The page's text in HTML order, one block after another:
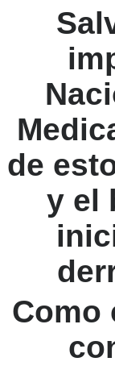
de
y el
Como